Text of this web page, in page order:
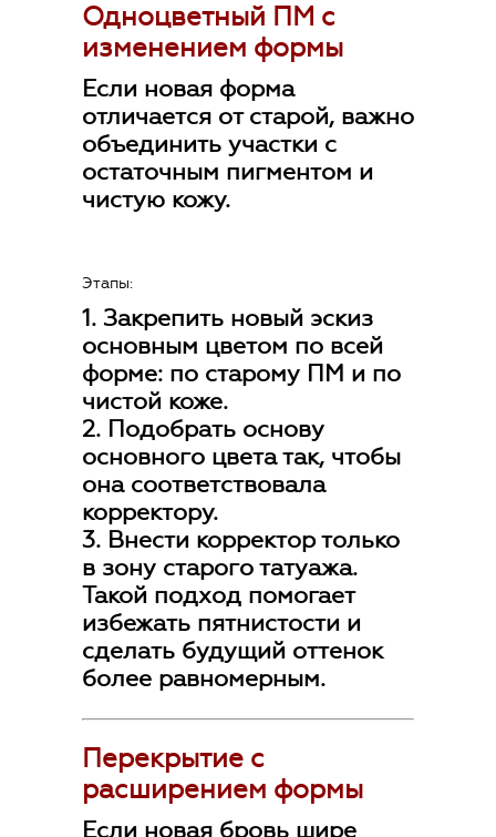
Одноцветный ПМ с
изменением формы
Если новая форма
отличается от старой, важно
объединить участки с
остаточным пигментом и
чистую кожу.
Этапы:
1. Закрепить новый эскиз
основным цветом по всей
форме: по старому ПМ и по
чистой коже.
2. Подобрать основу
основного цвета так, чтобы
она соответствовала
корректору.
3. Внести корректор только
в зону старого татуажа.
Такой подход помогает
избежать пятнистости и
сделать будущий оттенок
более равномерным.
Перекрытие с
расширением формы
Если новая бровь шире